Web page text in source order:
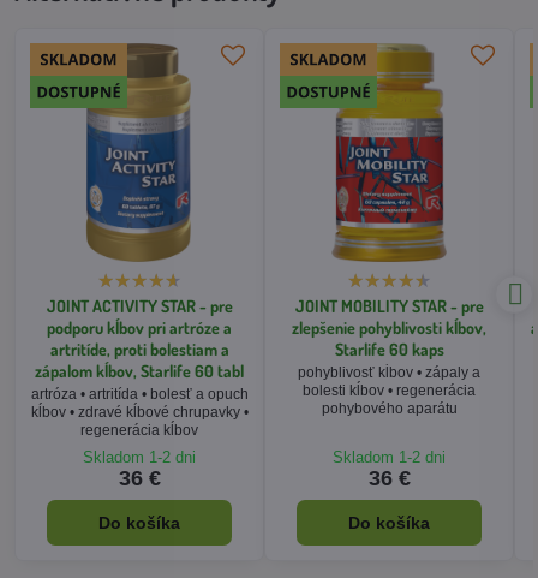
JOINT ACTIVITY STAR - pre
podporu kĺbov pri artróze a
artritíde, proti bolestiam a
zápalom kĺbov, Starlife 60 tabl
artróza • artritída • bolesť a opuch
kĺbov • zdravé kĺbové chrupavky •
regenerácia kĺbov
Skladom 1-2 dni
36 €
Do košíka
JOINT MOBILITY STAR - pre
zlepšenie pohyblivosti kĺbov,
Starlife 60 kaps
pohyblivosť kĺbov • zápaly a
bolesti kĺbov • regenerácia
pohybového aparátu
Skladom 1-2 dni
36 €
Do košíka